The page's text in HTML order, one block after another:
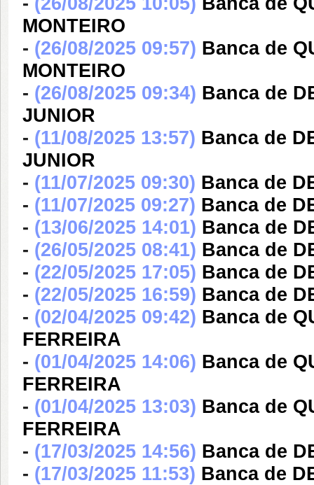
MONTEIRO
- (26/08/2025 09:57) Banca de
MONTEIRO
- (26/08/2025 09:34) Banca de
JUNIOR
- (11/08/2025 13:57) Banca de
JUNIOR
- (11/07/2025 09:30) Banca de
- (11/07/2025 09:27) Banca de
- (13/06/2025 14:01) Banca de
- (26/05/2025 08:41) Banca de
- (22/05/2025 17:05) Banca de
- (22/05/2025 16:59) Banca de
- (02/04/2025 09:42) Banca de
FERREIRA
- (01/04/2025 14:06) Banca de
FERREIRA
- (01/04/2025 13:03) Banca de
FERREIRA
- (17/03/2025 14:56) Banca de
- (17/03/2025 11:53) Banca de